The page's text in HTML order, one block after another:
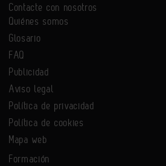
Contacte con nosotros
Quiénes somos
Glosario
FAQ
Publicidad
Aviso legal
Política de privacidad
Política de cookies
Mapa web
Formación